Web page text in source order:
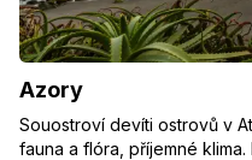
Azory
Souostroví devíti ostrovů v
fauna a flóra, příjemné